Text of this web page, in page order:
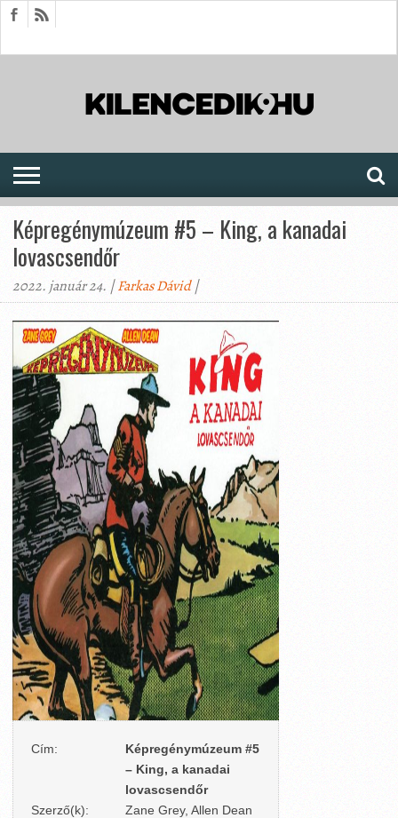
Képregénymúzeum #5 – King, a kanadai
lovascsendőr
2022. január 24. |Farkas Dávid|
Cím:
Képregénymúzeum #5
– King, a kanadai
lovascsendőr
Szerző(k):
Zane Grey, Allen Dean